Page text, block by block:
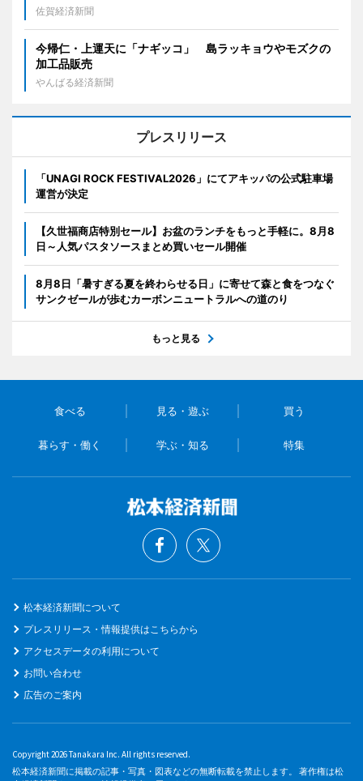
佐賀経済新聞
今帰仁・上運天に「ナギッコ」 島ラッキョウやモズクの
加工品販売
やんばる経済新聞
プレスリリース
「UNAGI ROCK FESTIVAL2026」にてアキッパの公式駐車場
運営が決定
【久世福商店特別セール】お盆のランチをもっと手軽に。8月8
日～人気パスタソースまとめ買いセール開催
8月8日「暑すぎる夏を終わらせる日」に寄せて森と食をつなぐ
サンクゼールが歩むカーボンニュートラルへの道のり
もっと見る
食べる 見る・遊ぶ 買う
暮らす・働く 学ぶ・知る 特集
松本経済新聞について
プレスリリース・情報提供はこちらから
アクセスデータの利用について
お問い合わせ
広告のご案内
Copyright 2026 Tanakara Inc. All rights reserved.
松本経済新聞に掲載の記事・写真・図表などの無断転載を禁止します。 著作権は松